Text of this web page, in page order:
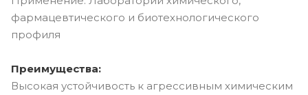
фармацевтического и биотехнологического
профиля
Преимущества:
Высокая устойчивость к агрессивным химическим